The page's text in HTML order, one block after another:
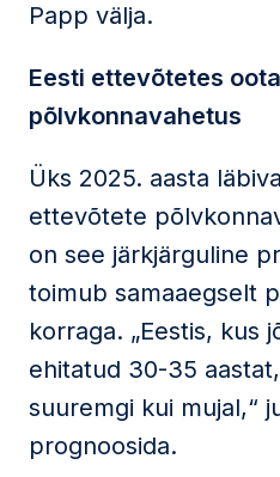
Papp välja.
Eesti ettevõtetes
põlvkonnavahetus
Üks 2025. aasta
ettevõtete
on see järkjärguline
toimub samaaegselt
korraga. „Eestis, kus
ehitatud 30-35
suuremgi kui mujal,“
prognoosida.